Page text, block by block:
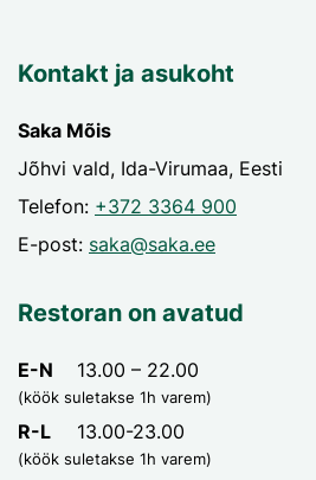
Kontakt ja asukoht
Saka Mõis
Jõhvi vald, Ida-Virumaa, Eesti
Telefon: +372 3364 900
E-post: saka@saka.ee
Restoran on avatud
E-N 13.00 – 22.00
(köök suletakse 1h varem)
R-L 13.00-23.00
(köök suletakse 1h varem)